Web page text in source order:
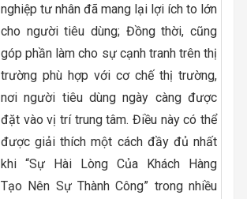
nghiệp tư nhân đã mang lại lợi ích to lớn
cho người tiêu dùng; Đồng thời, cũng
góp phần làm cho sự cạnh tranh trên thị
trường phù hợp với cơ chế thị trường,
nơi người tiêu dùng ngày càng được
đặt vào vị trí trung tâm. Điều này có thể
được giải thích một cách đầy đủ nhất
khi “Sự Hài Lòng Của Khách Hàng
Tạo Nên Sự Thành Công” trong nhiều